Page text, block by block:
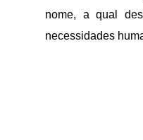
nome, a qual
necessidades